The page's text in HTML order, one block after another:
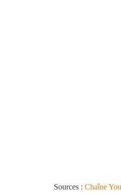
Sources : Chaîne